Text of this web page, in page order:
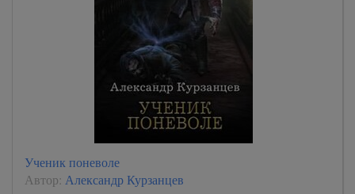
Ученик поневоле
Автор: Александр Курзанцев